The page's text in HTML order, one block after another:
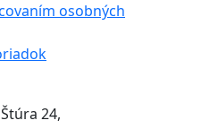
osobných
24,